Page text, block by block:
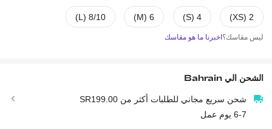
2 (XS)
4 (S)
6 (M)
8/10 (L)
ليس مقاسك؟اخبرنا ما هو مقاسك
الشحن اليBahrain
شحن سريع مجاني للطلبات أكثر من SR199.00
6-7 يوم عمل